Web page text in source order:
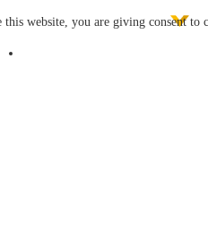
website, you are giving consent to